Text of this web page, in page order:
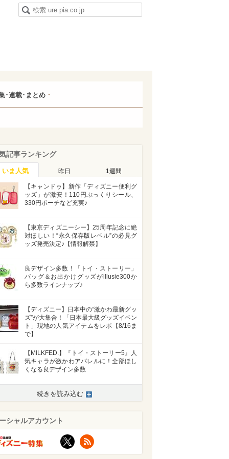
･連載･まとめ
記事ランキング
いま人気 昨日 1週間
【キャンドゥ】新作「ディズニー便利グ
ッズ」が激安！110円ぷっくりシール、
330円ポーチなど充実♪
【東京ディズニーシー】25周年記念に絶
対ほしい！“永久保存版レベル”の必見グ
ッズ発売決定♪【情報解禁】
良デザイン多数！「トイ・ストーリー」
バッグ＆お出かけグッズがillusie300か
ら多数ラインナップ♪
【ディズニー】日本中の“激かわ最新グッ
ズ”が大集合！「日本最大級グッズイベン
ト」現地の人気アイテムをレポ【8/16ま
で】
【MILKFED.】『トイ・ストーリー5』人
気キャラが激かわアパレルに！全部ほし
くなる良デザイン多数
続きを読み込む
シャルアカウント
X